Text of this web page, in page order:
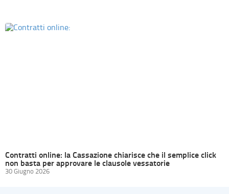
Contratti online: la Cassazione chiarisce che il semplice click
non basta per approvare le clausole vessatorie
30 Giugno 2026